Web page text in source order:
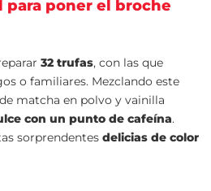
para poner el broche
32 trufas, con las que
o familiares. Mezclando este
matcha en polvo y vainilla
con un punto de cafeína.
sorprendentesdelicias de color